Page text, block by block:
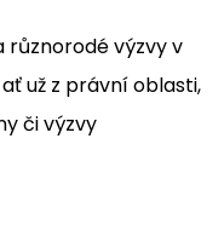
různorodé výzvy v
už z právní oblasti,
či výzvy